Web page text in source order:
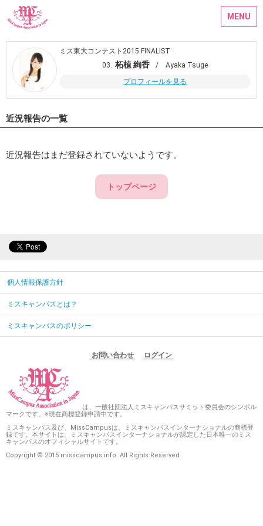
MENU
ミス東大コンテスト2015 FINALIST
03. 柘植 絢香
/ Ayaka Tsuge
プロフィールを見る
近況報告の一覧
近況報告はまだ登録されていないようです。
トップページ
個人情報保護方針
ミスキャンパスとは？
ミスキャンパスのポリシー
お問い合わせ ログイン
は、一般社団法人ミスキャンパスサミット委員会のシンボル
マークです。※現在商標登録申請中です。
ミスキャンパス及び、MissCampusは、ミスキャンパスインターナショナルの商標登
録です。本サイトは、ミスキャンパスインターナショナルが認定した日本唯一のミス
キャンパスのオフィシャルサイトです。
Copyright © 2015 misscampus.info. All Rights Reserved